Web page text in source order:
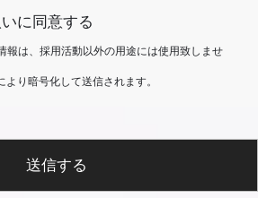
に同意する
報は、採用活動以外の用途には使用致しませ
り暗号化して送信されます。
送信する